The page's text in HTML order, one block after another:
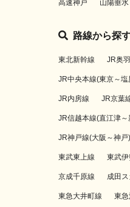
高速神戸 山陽垂水
路線から探
東北新幹線 JR奥
JR中央本線(東京～塩
JR内房線 JR京葉
JR信越本線(直江津～
JR神戸線(大阪～神戸)
東武東上線 東武
京成千原線 成田
東急大井町線 東急